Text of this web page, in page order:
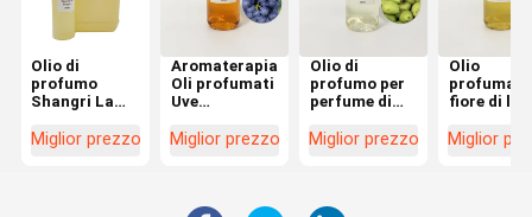
Olio di
profumo
Shangri La
Capacità per
Miglior prezzo
Aromaterapia
Oli profumati
Uve
Produzione di
Miglior prezzo
Olio di
profumo per
perfume di
500 ml
Miglior prezzo
Olio
fiore di
profumato
Miglior